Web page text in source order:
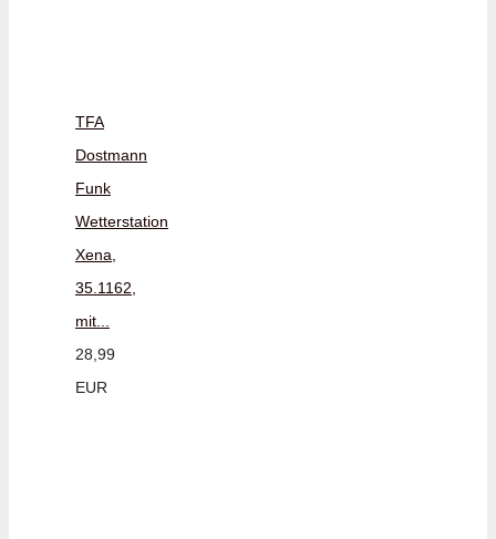
TFA
Dostmann
Funk
Wetterstation
Xena,
35.1162,
mit...
28,99
EUR